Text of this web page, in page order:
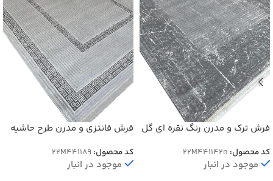
فرش ترک و مدرن رنگ نقره ای گل
کد محصول: 22M441142n
موجود در انبار
فرش فانتزی و مدرن طرح حاشیه
کد محصول: 22M441189
موجود در انبار